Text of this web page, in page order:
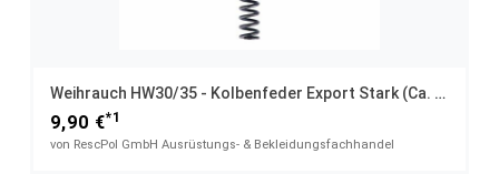
Weihrauch HW30/35 - Kolbenfeder Export Stark (ca. 9 Joule)
9,90 €*1
von RescPol GmbH Ausrüstungs- & Bekleidungsfachhandel